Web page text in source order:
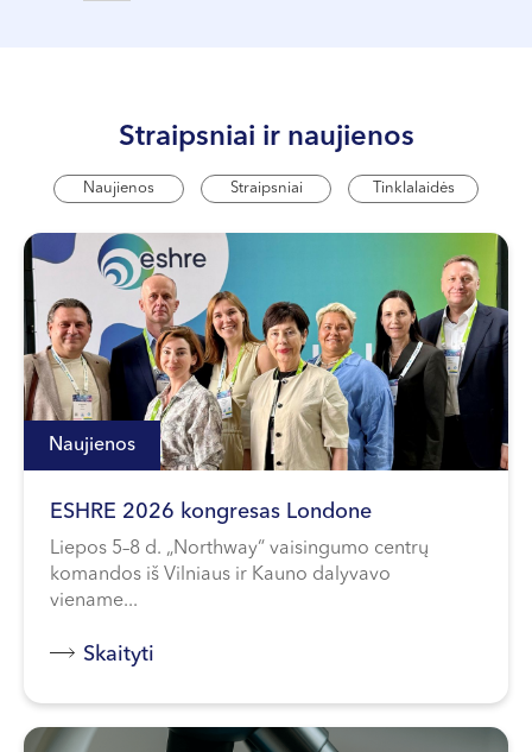
Straipsniai ir naujienos
Naujienos Straipsniai Tinklalaidės
Naujienos
ESHRE 2026 kongresas Londone
Liepos 5–8 d. „Northway“ vaisingumo centrų
komandos iš Vilniaus ir Kauno dalyvavo
viename...
Skaityti